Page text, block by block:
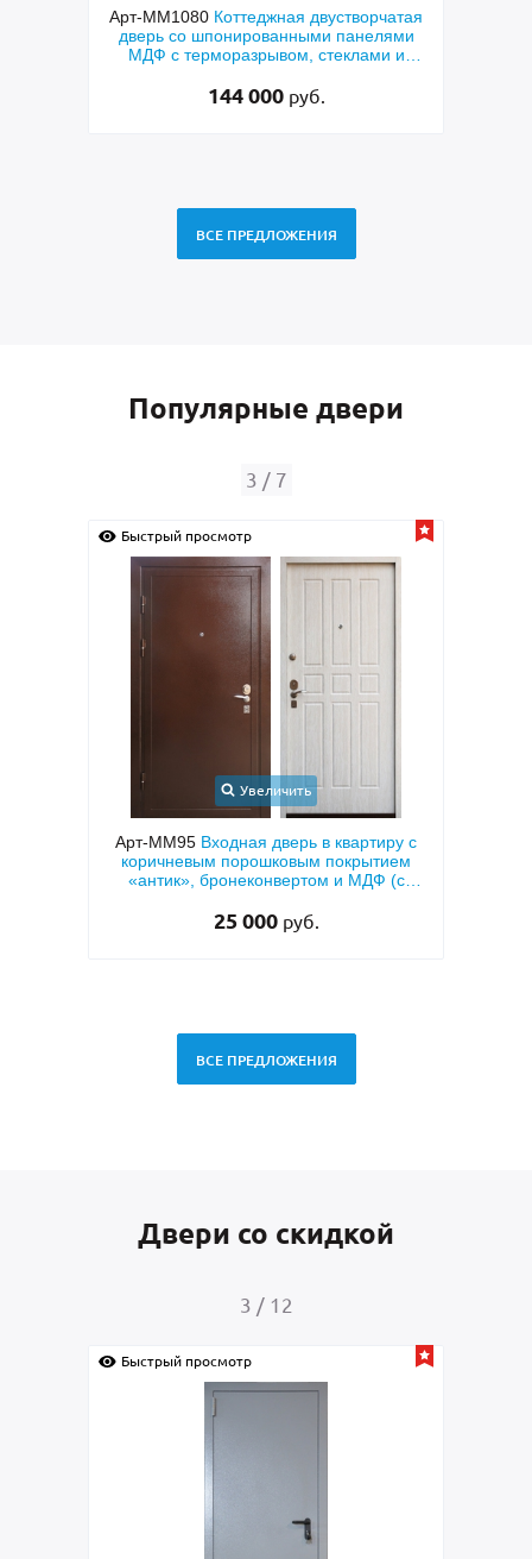
Арт-ММ1080Коттеджная двустворчатая
дверь со шпонированными панелями
МДФ с терморазрывом, стеклами и
144 000руб.
ВСЕ ПРЕДЛОЖЕНИЯ
Популярные двери
4 / 7
Быстрый просмотр
Увеличить
Арт-ММ95 Входная дверь в квартиру с
коричневым порошковым покрытием
«антик», бронеконвертом и МДФ (с
25 000 руб.
ВСЕ ПРЕДЛОЖЕНИЯ
Двери со скидкой
4 / 12
Быстрый просмотр